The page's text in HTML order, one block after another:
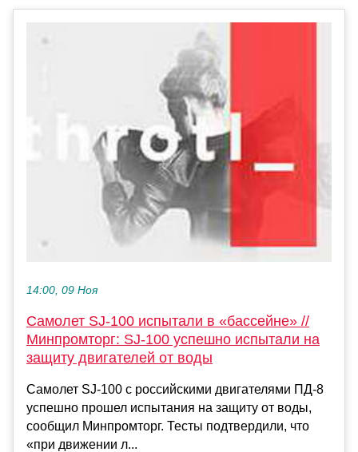
14:00, 09 Ноя
Самолет SJ-100 испытали в «бассейне» //
Минпромторг: SJ-100 успешно испытали на
защиту двигателей от воды
Самолет SJ-100 с российскими двигателями ПД-8
успешно прошел испытания на защиту от воды,
сообщил Минпромторг. Тесты подтвердили, что
«при движении л...